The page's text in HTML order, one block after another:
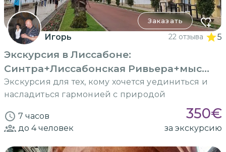
Заказать
Игорь 22 отзыва 5
Экскурсия в Лиссабоне:
Синтра+Лиссабонская Ривьера+мыс
Рока
Экскурсия для тех, кому хочется уединиться и
насладиться гармонией с природой
7 часов 350€
до 4человек за экскурсию